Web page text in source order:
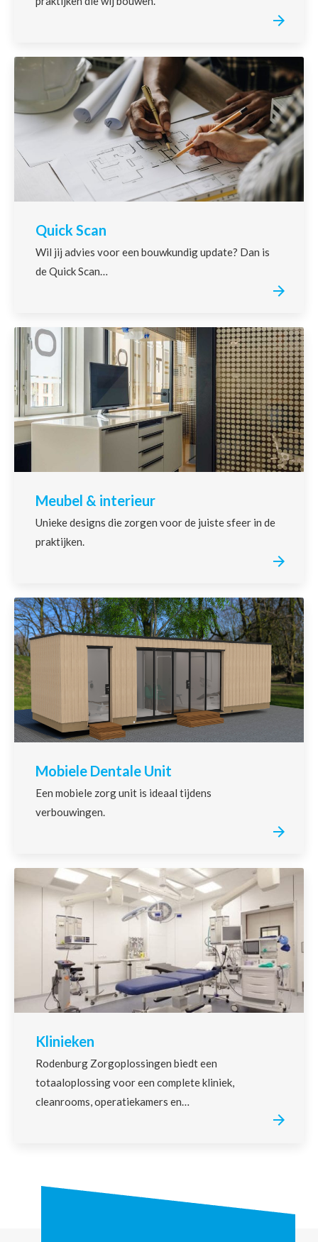
Quick Scan
Wil jij advies voor een bouwkundig update? Dan is
de Quick Scan…
Meubel & interieur
Unieke designs die zorgen voor de juiste sfeer in de
praktijken.
Mobiele Dentale Unit
Een mobiele zorg unit is ideaal tijdens
verbouwingen.
Klinieken
Rodenburg Zorgoplossingen biedt een
totaaloplossing voor een complete kliniek,
cleanrooms, operatiekamers en…